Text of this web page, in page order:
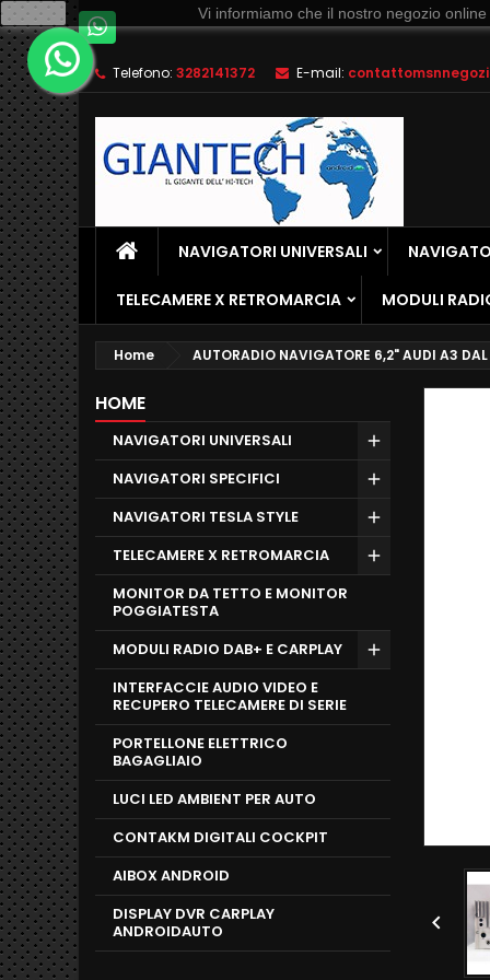
Telefono: 3282141372 E-mail:
NAVIGATORI UNIVERSALI
TELECAMERE X RETROMARCIA MODULI
Home AUTORADIO NAVIGATORE 6,2" AUDI A3
HOME
NAVIGATORI UNIVERSALI
NAVIGATORI SPECIFICI
NAVIGATORI TESLA STYLE
TELECAMERE X RETROMARCIA
MONITOR DA TETTO E MONITOR
POGGIATESTA
MODULI RADIO DAB+ E CARPLAY
INTERFACCIE AUDIO VIDEO E
RECUPERO TELECAMERE DI SERIE
PORTELLONE ELETTRICO
BAGAGLIAIO
LUCI LED AMBIENT PER AUTO
CONTAKM DIGITALI COCKPIT
AIBOX ANDROID
DISPLAY DVR CARPLAY
ANDROIDAUTO

Ok Vi informiamo che il nostro negozio